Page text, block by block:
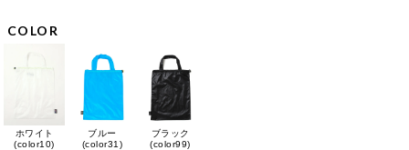
COLOR
ホワイト
(color10)
ブルー
(color31)
ブラック
(color99)